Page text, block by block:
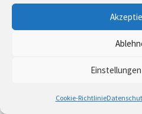
Cookie-Richtlinie
Juni 2026